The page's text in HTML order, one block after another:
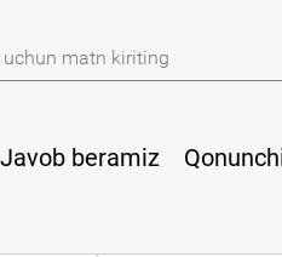
Javob beramiz